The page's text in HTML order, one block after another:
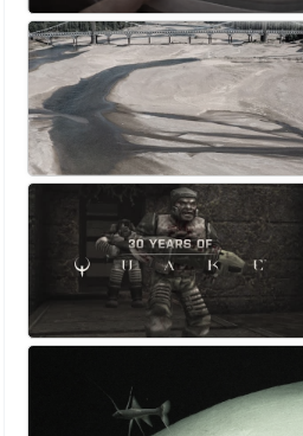
1GR 1 августа 2026, 12:58
Установку пиратской Windows
собираются сделать невозможной
7
1GR
1 августа 2026, 12:56
«Одиссея» сдохла: вышел первый
трейлер индийского фильма «Рамаяна»
1
1 августа 2026, 00:16
Почему иностранцы охотятся за
советским радиоприёмником
«Океан-214»
2
31 июля 2026, 13:09
127 минут в аду: что успела снять
«Венера-13» до того, как её убила жара
31 июля 2026, 08:53
Крузак на прокачку
1